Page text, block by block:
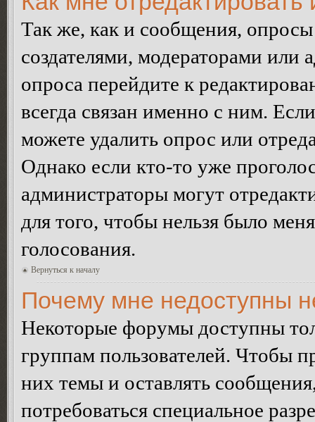
Так же, как и сообщения, опросы
создателями, модераторами или
опроса перейдите к
всегда связан именно с ним.
можете удалить опрос или
Однако если кто-то уже
администраторы могут
для того, чтобы нельзя было
голосования.
Вернуться к началу
Почему мне недоступны
Некоторые форумы доступны
группам пользователей. Чтобы
них темы и оставлять
потребоваться специальное